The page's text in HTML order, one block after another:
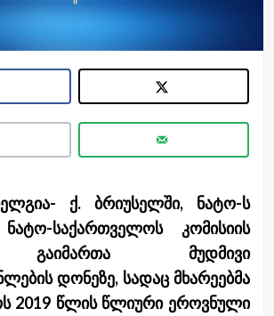
ქ. ბრიუსელში, ნატო-ს
ნატო-საქართველოს კომისიის
მუდმივი
დონეზე, სადაც მხარეებმა
2019 წლის წლიური ეროვნული